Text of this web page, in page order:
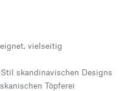
vielseitig
skandinavischen Designs
Töpferei